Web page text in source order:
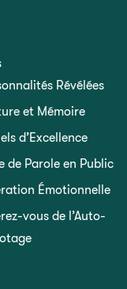
Révélées
et Mémoire
d’Excellence
de Parole en Public
Émotionnelle
vous de l’Auto-